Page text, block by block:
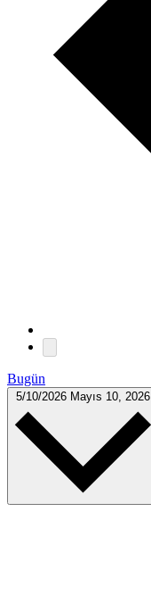
Bugün
5/10/2026 Mayıs 10, 2026